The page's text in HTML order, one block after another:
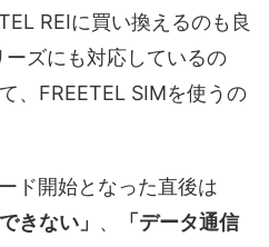
REIに買い換えるのも良
ズにも対応しているの
、FREETEL SIMを使うの
ド開始となった直後は
きない」 、
「データ通信